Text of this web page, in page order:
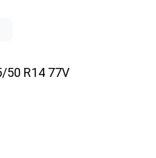
50 R14 77V